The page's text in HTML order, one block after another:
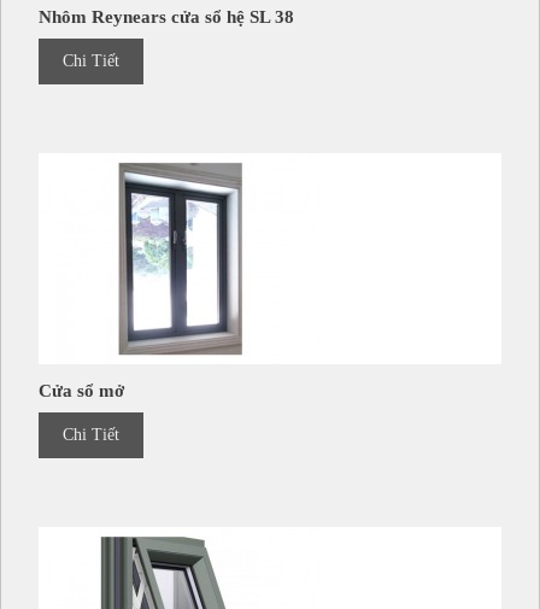
Nhôm Reynears cửa sổ hệ SL 38
Chi Tiết
Cửa sổ mở
Chi Tiết